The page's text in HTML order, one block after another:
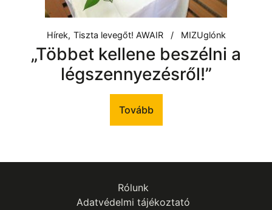
Hírek Tiszta levegőt! AWAIR MIZUglónk
„Többet kellene beszélni a
légszennyezésről!”
Tovább
Rólunk
Adatvédelmi tájékoztató